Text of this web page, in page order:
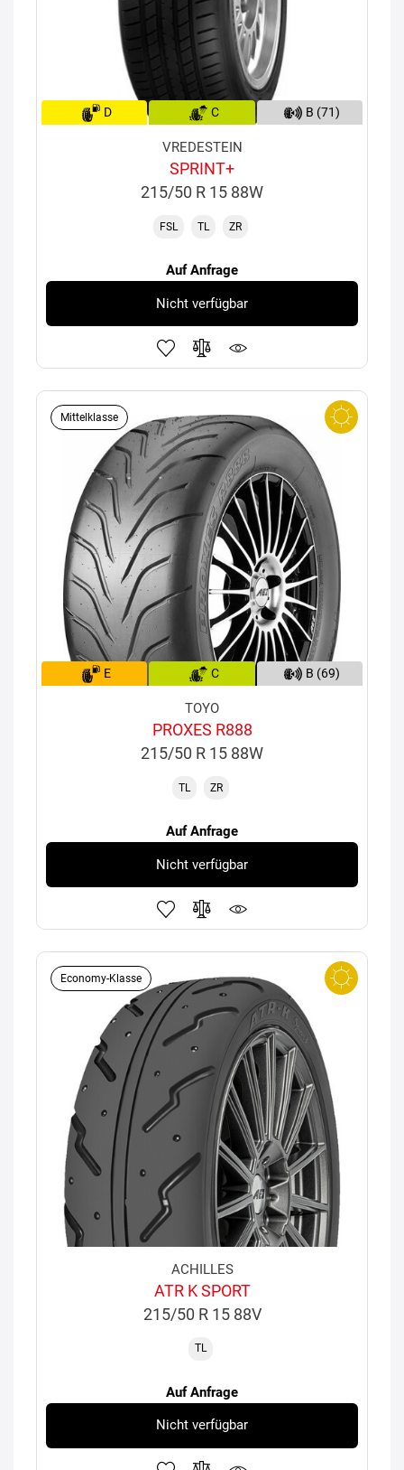
D C B (71)
VREDESTEIN
SPRINT+
215/50 R 15 88W
FSL TL ZR
Auf Anfrage
Nicht verfügbar
Mittelklasse
E C B (69)
TOYO
PROXES R888
215/50 R 15 88W
TL ZR
Auf Anfrage
Nicht verfügbar
Economy-Klasse
ACHILLES
ATR K SPORT
215/50 R 15 88V
TL
Auf Anfrage
Nicht verfügbar